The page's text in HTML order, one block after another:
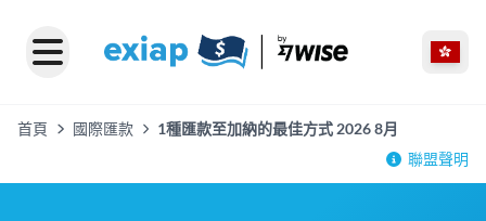
首頁 國際匯款
1種匯款至加納的最佳方式 2026 8月
聯盟聲明